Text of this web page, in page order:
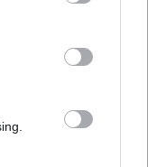
party tags to
in below Google
από βουτιά σε